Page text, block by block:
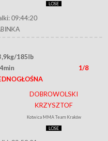
LOSE
09:44:20
185lb
1/8
DOBROWOLSKI
KRZYSZTOF
Kotwica MMA Team Kraków
LOSE